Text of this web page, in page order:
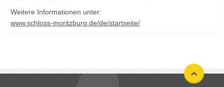
Weitere Informationen unter:
www.schloss-moritzburg.de/de/startseite/